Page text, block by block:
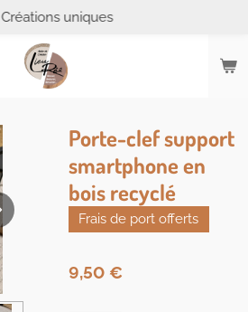
Créations uniques
Porte-clef support
smartphone en
bois recyclé
Frais de port offerts
9,50 €